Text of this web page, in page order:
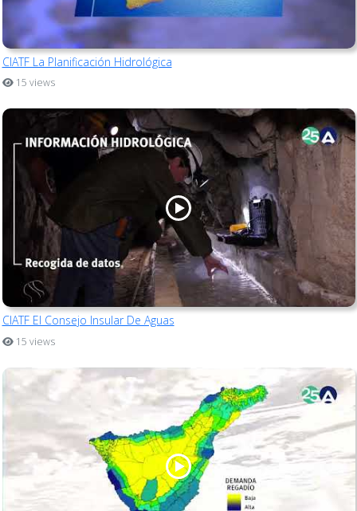
CIATF La Planificación Hidrológica
15 views
CIATF El Consejo Insular De Aguas
15 views